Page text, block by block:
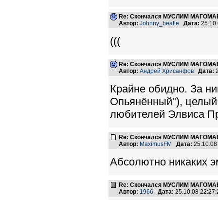
Re: Скончался МУСЛИМ
Автор: Johnny_beatle Дата:
(((
Re: Скончался МУСЛИМ
Автор: Андрей Хрисанфов Дата:
Крайне обидно. За
Опьянённый"), целый
любителей Элвиса
Re: Скончался МУСЛИМ
Автор: MaximusFM Дата:
Абсолютно никаких
Re: Скончался МУСЛИМ
Автор: 1966 Дата: 25.10.08